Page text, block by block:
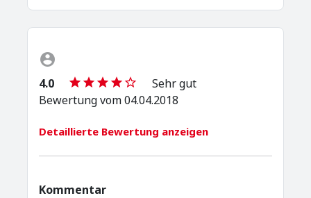
4.0
Sehr gut
Bewertung vom 04.04.2018
Detaillierte Bewertung anzeigen
Kommentar